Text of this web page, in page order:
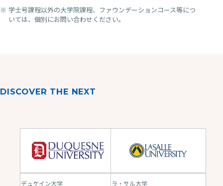
学士号課程以外の大学院課程、ファウンデーションコース等につ
いては、個別にお問い合わせください。
DISCOVER THE NEXT
デュケイン大学 ラ・サル大学